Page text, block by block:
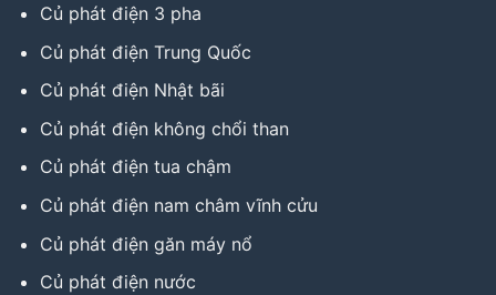
Củ phát điện 3 pha
Củ phát điện Trung Quốc
Củ phát điện Nhật bãi
Củ phát điện không chổi than
Củ phát điện tua chậm
Củ phát điện nam châm vĩnh cửu
Củ phát điện găn máy nổ
Củ phát điện nước